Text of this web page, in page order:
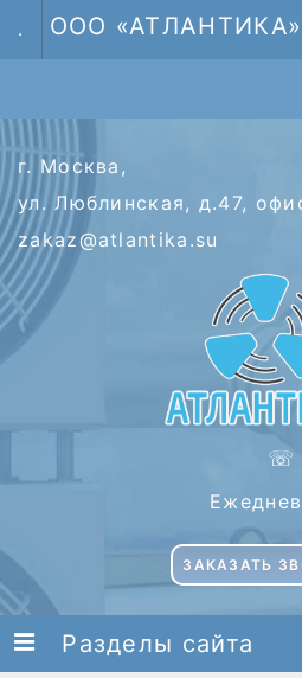
. ООО «АТЛАНТИКА»
г. Москва,
ул. Люблинская, д.47,
zakaz@atlantika.su
☏
ЗАКАЗАТЬ
Разделы сайта